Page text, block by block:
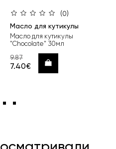
(0)
Масло для кутикулы
Масло для кутикулы
"Chocolate" 30мл
9.87
7.40€ Купить